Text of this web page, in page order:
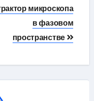
микроскопа
в фазовом
пространстве